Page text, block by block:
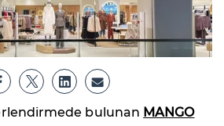
bulunan MANGO